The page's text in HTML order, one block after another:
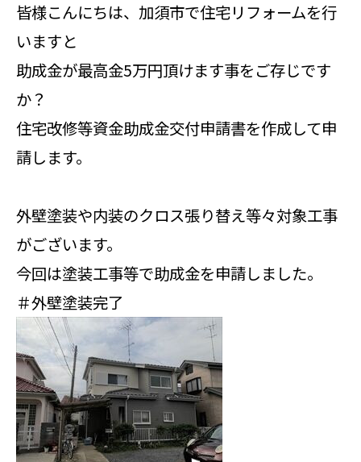
皆様こんにちは、加須市で住宅リフォームを行
いますと
助成金が最高金5万円頂けます事をご存じです
か？
住宅改修等資金助成金交付申請書を作成して申
請します。
外壁塗装や内装のクロス張り替え等々対象工事
がございます。
今回は塗装工事等で助成金を申請しました。
＃外壁塗装完了